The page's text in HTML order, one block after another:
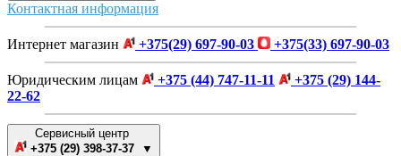
Контактная информация
Интернет магазин +375(29) 697-90-03 +375(33) 697-90-03
Юридическим лицам +375 (44) 747-11-11
+375 (29) 144-
22-62
Сервисный центр
+375 (29) 398-37-37 ▼